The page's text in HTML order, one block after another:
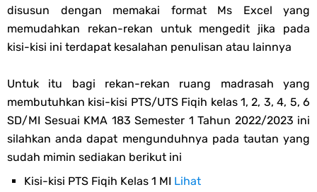
disusun dengan memakai format Ms Excel yang
memudahkan rekan-rekan untuk mengedit jika pada
kisi-kisi ini terdapat kesalahan penulisan atau lainnya
Untuk itu bagi rekan-rekan ruang madrasah yang
membutuhkan kisi-kisi PTS/UTS Fiqih kelas 1, 2, 3, 4, 5, 6
SD/MI Sesuai KMA 183 Semester 1 Tahun 2022/2023 ini
silahkan anda dapat mengunduhnya pada tautan yang
sudah mimin sediakan berikut ini
Kisi-kisi PTS Fiqih Kelas 1 MI Lihat